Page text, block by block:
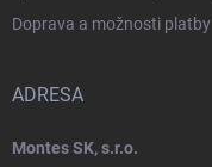
Doprava a možnosti platby
ADRESA
Montes SK, s.r.o.